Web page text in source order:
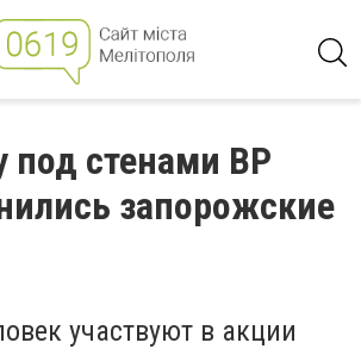
под стенами ВР
запорожские
участвуют в акции